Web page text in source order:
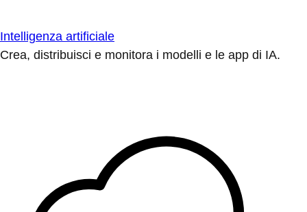
Intelligenza artificiale
Crea, distribuisci e monitora i modelli e le app di IA.